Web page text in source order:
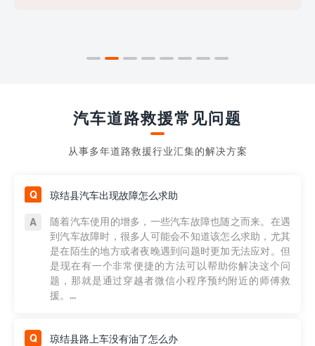
汽车道路救援常见问题
从事多年道路救援行业汇集的解决方案
琼结县汽车出现故障怎么求助
随着汽车使用的增多，一些汽车故障也随之而来。在遇
到汽车故障时，很多人可能会不知道该怎么求助，尤其
是在陌生的地方或者夜晚遇到问题时更加无法应对。但
是现在有一个非常便捷的方法可以帮助你解决这个问
题，那就是通过穿越者微信小程序预约附近的师傅救
援。...
琼结县路上车没有油了怎么办